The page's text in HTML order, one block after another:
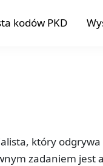
kodów PKD
który
zadaniem jest